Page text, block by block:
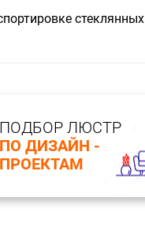
стеклянных
ПОДБОР ЛЮСТР
ПО ДИЗАЙН -
ПРОЕКТАМ